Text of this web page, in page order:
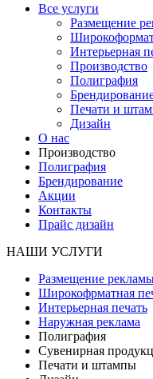
Все услуги
Размещение
Интерьерная
Производство
Полиграфия
Печати и
Дизайн
О нас
Производство
Полиграфия
Брендирование
Акции
Контакты
Прайс дизайн
НАШИ УСЛУГИ
Размещение
Широкофрматная
Интерьерная печать
Наружная реклама
Полиграфия
Сувенирная
Печати и штампы